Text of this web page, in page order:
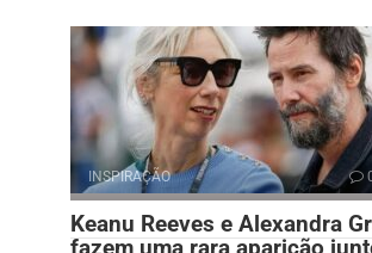
INSPIRAÇÃO
Keanu Reeves e Alexandra